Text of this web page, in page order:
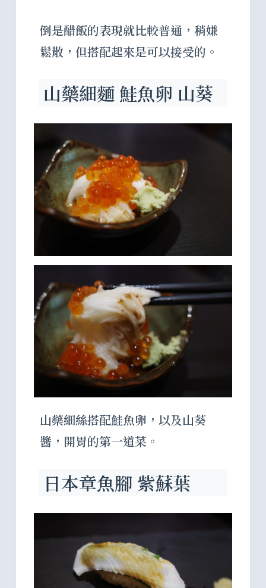
倒是醋飯的表現就比較普通，稍嫌
鬆散，但搭配起來是可以接受的。
山藥細麵 鮭魚卵 山葵
山藥細絲搭配鮭魚卵，以及山葵
醬，開胃的第一道菜。
日本章魚腳 紫蘇葉